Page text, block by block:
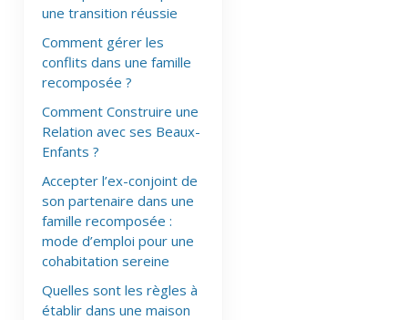
une transition réussie
Comment gérer les
conflits dans une famille
recomposée ?
Comment Construire une
Relation avec ses Beaux-
Enfants ?
Accepter l’ex-conjoint de
son partenaire dans une
famille recomposée :
mode d’emploi pour une
cohabitation sereine
Quelles sont les règles à
établir dans une maison